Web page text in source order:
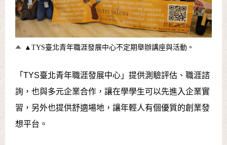
▲TYS臺北青年職涯發展中心不定期舉辦講座與活動。
「TYS臺北青年職涯發展中心」提供測驗評估、職涯諮
詢，也與多元企業合作，讓在學學生可以先進入企業實
習，另外也提供舒適場地，讓年輕人有個優質的創業發
想平台。